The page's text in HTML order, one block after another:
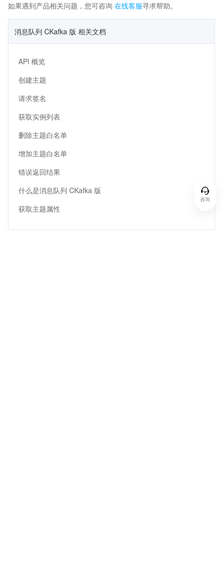
如果遇到产品相关问题，您可咨询 在线客服寻求帮助。
消息队列 CKafka 版 相关文档
API 概览
创建主题
请求签名
获取实例列表
删除主题白名单
增加主题白名单
错误返回结果
什么是消息队列 CKafka 版
获取主题属性
咨询